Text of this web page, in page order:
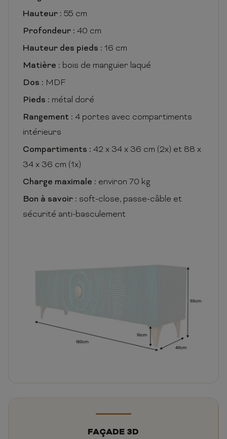
Hauteur : 55 cm
Profondeur : 40 cm
Hauteur des pieds : 16 cm
Matière : bois de manguier laqué
Dos : MDF
Pieds : métal doré
Rangement : 4 portes avec compartiments
intérieurs
Compartiments : 42 x 34 x 36 cm (2x) et 88 x
34 x 36 cm (1x)
Charge maximale : environ 70 kg
Bon à savoir : soft-close, passe-câble et
sécurité anti-basculement
FAÇADE 3D